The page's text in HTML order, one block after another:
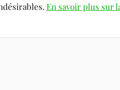
En savoir plus sur